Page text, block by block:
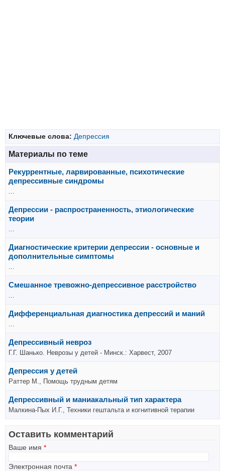
Ключевые слова: Депрессия
Материалы по теме
Рекуррентные, ларвированные, психотические
депрессивные синдромы
Депрессии - распространенность, этиологические
теории
Диагностические критерии депрессии - основные и
дополнительные симптомы
Смешанное тревожно-депрессивное расстройство
Дифференциальная диагностика депрессий и маний
Депрессивный невроз
Г.Г. Шанько. Неврозы у детей - Минск.: Харвест, 2007
Депрессия у детей
Раттер М., Помощь трудным детям
Депрессивный и маниакальный тип характера
Малкина-Пых И.Г., Техники гештальта и когнитивной терапии
Оставить комментарий
Ваше имя *
Электронная почта *